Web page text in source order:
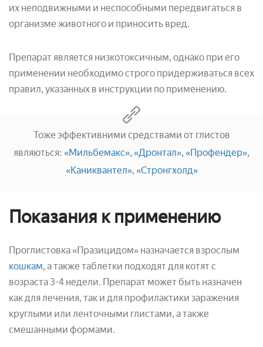
их неподвижными и неспособными передвигаться в
организме животного и приносить вред.
Препарат является низкотоксичным, однако при его
применении необходимо строго придерживаться всех
правил, указанных в инструкции по применению.
Тоже эффективними средствами от глистов
являються: «Мильбемакс», «Дронтал», «Профендер»,
«Каниквантел», «Стронгхолд»
Показания к применению
Проглистовка «Празицидом» назначается взрослым
кошкам, а также таблетки подходят для котят с
возраста 3-4 недели. Препарат может быть назначен
как для лечения, так и для профилактики заражения
круглыми или ленточными глистами, а также
смешанными формами.